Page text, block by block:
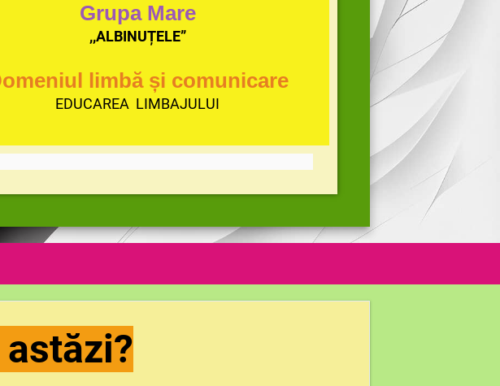
Grupa Mare
,,ALBINUȚELE”
limbă și comunicare
EDUCAREA LIMBAJULUI
astăzi?